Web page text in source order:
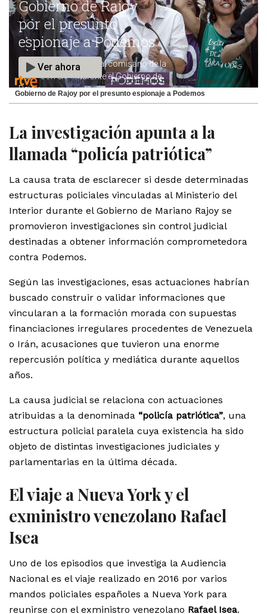
El juez Pedraz imputa al comisario de la UDEF durante el
Gobierno de Rajoy por el presunto espionaje a Podemos
La investigación apunta a la
llamada “policía patriótica”
La causa trata de esclarecer si desde determinadas
estructuras policiales vinculadas al Ministerio del
Interior durante el Gobierno de Mariano Rajoy se
promovieron investigaciones sin control judicial
destinadas a obtener información comprometedora
contra Podemos.
Según las investigaciones, esas actuaciones habrían
buscado construir o validar informaciones que
vincularan a la formación morada con supuestas
financiaciones irregulares procedentes de Venezuela
o Irán, acusaciones que tuvieron una enorme
repercusión política y mediática durante aquellos
años.
La causa judicial se relaciona con actuaciones
atribuidas a la denominada “policía patriótica”, una
estructura policial paralela cuya existencia ha sido
objeto de distintas investigaciones judiciales y
parlamentarias en la última década.
El viaje a Nueva York y el
exministro venezolano Rafael
Isea
Uno de los episodios que investiga la Audiencia
Nacional es el viaje realizado en 2016 por varios
mandos policiales españoles a Nueva York para
reunirse con el exministro venezolano Rafael Isea.